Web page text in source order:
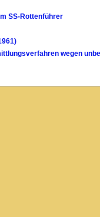
SS-Rottenführer
wegen